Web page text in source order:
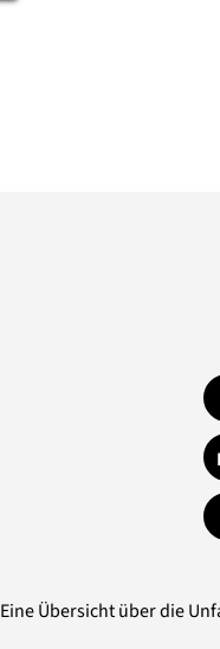
Eine Übersicht über die